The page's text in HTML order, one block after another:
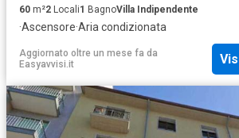
60 m²2 Locali1 BagnoVilla Indipendente
·Ascensore·Aria condizionata
Aggiornato oltre un mese fa da
Easyavvisi.it